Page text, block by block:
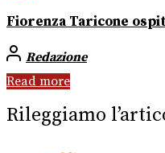
Fiorenza Taricone
Redazione
Read more
Rileggiamo